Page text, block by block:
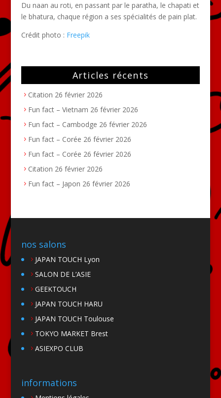
Du naan au roti, en passant par le paratha, le chapati et
le bhatura, chaque région a ses spécialités de pain plat.
Crédit photo : Freepik
Articles récents
Citation 26 février 2026
Fun fact – Vietnam 26 février 2026
Fun fact – Cambodge 26 février 2026
Fun fact – Corée 26 février 2026
Fun fact – Corée 26 février 2026
Citation 26 février 2026
Fun fact – Japon 26 février 2026
nos salons
JAPAN TOUCH Lyon
SALON DE L’ASIE
GEEKTOUCH
JAPAN TOUCH HARU
JAPAN TOUCH Toulouse
TOKYO MARKET Brest
ASIEXPO CLUB
informations